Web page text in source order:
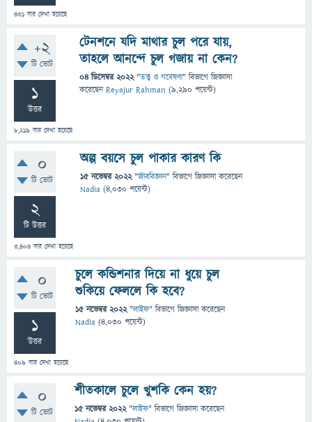
431 বার দেখা হয়েছে
+2
টি ভোট
1
উত্তর
8,219 বার দেখা হয়েছে
টেনশনে যদি মাথার চুল পরে যায়,
তাহলে আনন্দে চুল গজায় না কেন?
04 ডিসেম্বর 2022 "তত্ত্ব ও গবেষণা" বিভাগে জিজ্ঞাসা
করেছেনReyajur Rahman (9,290 পয়েন্ট)
0
টি ভোট
2
টি উত্তর
3,404 বার দেখা হয়েছে
অল্প বয়সে চুল পাকার কারণ কি
15 নভেম্বর 2022 "জীববিজ্ঞান" বিভাগে জিজ্ঞাসাকরেছেন
Nadia (4,030 পয়েন্ট)
0
টি ভোট
1
উত্তর
409 বার দেখা হয়েছে
চুলে কন্ডিশনার দিয়ে না ধুয়ে চুল
শুকিয়ে ফেললে কি হবে?
15 নভেম্বর 2022 "লাইফ" বিভাগে জিজ্ঞাসাকরেছেন
Nadia (4,030 পয়েন্ট)
0
টি ভোট
শীতকালে চুলে খুশকি কেন হয়?
15 নভেম্বর 2022 "লাইফ" বিভাগে জিজ্ঞাসাকরেছেন